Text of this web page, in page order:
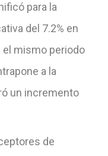
para la
del 7.2% en
mismo periodo
a la
un incremento
de